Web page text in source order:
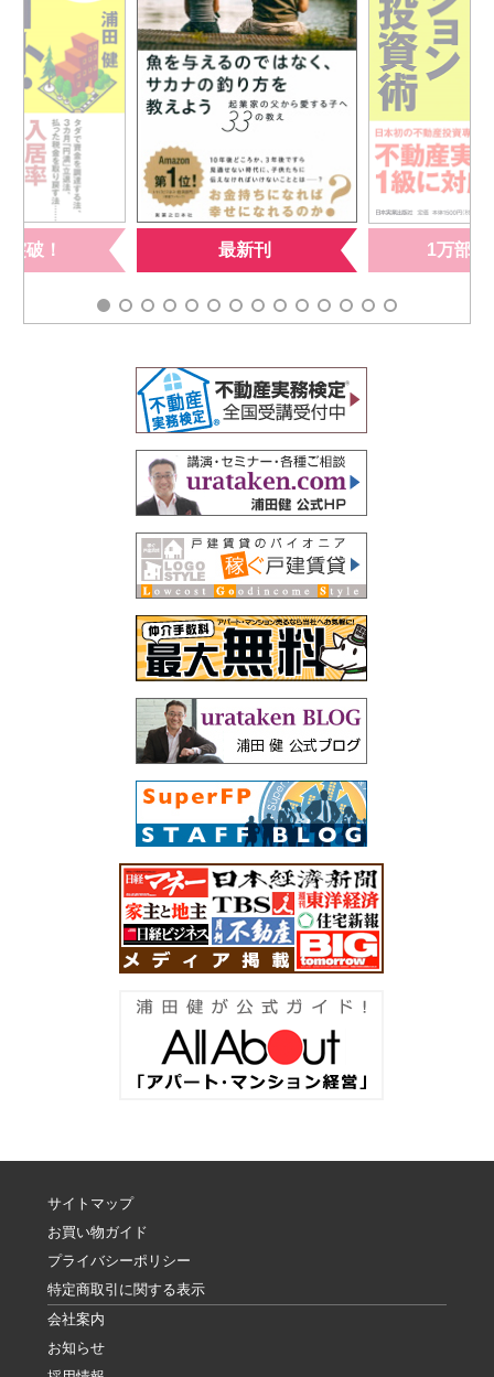
最新刊 1万部突
突破！
サイトマップ
お買い物ガイド
プライバシーポリシー
特定商取引に関する表示
会社案内
お知らせ